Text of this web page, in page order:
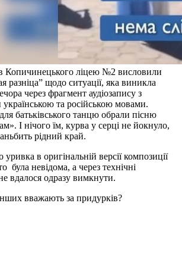
Копичинецького ліцею №2 висловили
разніца” щодо ситуації, яка виникла
через фрагмент аудіозапису з
та російською мовами.
батьківського танцю обрали пісню
І нічого їм, курва у серці не йокнуло,
рідний край.
уривка в оригінальній версії композиції
була невідома, а через технічні
вдалося одразу вимкнути.
вважають за придурків?